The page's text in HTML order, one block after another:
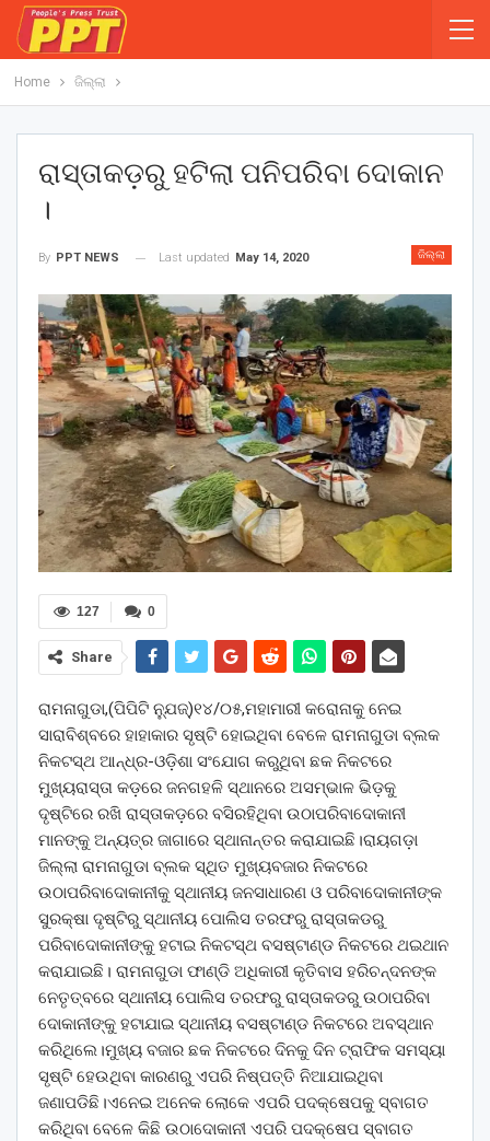
Home ଜିଲ୍ଲା
ରାସ୍ତାକଡ଼ରୁ ହଟିଲା ପନିପରିବା ଦୋକାନ
।
ଜିଲ୍ଲା
By PPT NEWS Last updated May 14, 2020
0
127
Share
ରାମନାଗୁଡା,(ପିପିଟି ନ୍ଯୁଜ୍)୧୪/୦୫,ମହାମାରୀ କରୋନାକୁ ନେଇ
ସାରାବିଶ୍ବରେ ହାହାକାର ସୃଷ୍ଟି ହୋଇଥିବା ବେଳେ ରାମନାଗୁଡା ବ୍ଲକ
ନିକଟସ୍ଥ ଆନ୍ଧ୍ର-ଓଡ଼ିଶା ସଂଯୋଗ କରୁଥିବା ଛକ ନିକଟରେ
ମୁଖ୍ୟରାସ୍ତା କଡ଼ରେ ଜନଗହଳି ସ୍ଥାନରେ ଅସମ୍ଭାଳ ଭିଡ଼କୁ
ଦୃଷ୍ଟିରେ ରଖି ରାସ୍ତାକଡ଼ରେ ବସିରହିଥିବା ଉଠାପରିବାଦୋକାନୀ
ମାନଙ୍କୁ ଅନ୍ୟତ୍ର ଜାଗାରେ ସ୍ଥାନାନ୍ତର କରାଯାଇଛି।ରାୟଗଡ଼ା
ଜିଲ୍ଲା ରାମନାଗୁଡା ବ୍ଲକ ସ୍ଥିତ ମୁଖ୍ୟବଜାର ନିକଟରେ
ଉଠାପରିବାଦୋକାନୀକୁ ସ୍ଥାନୀୟ ଜନସାଧାରଣ ଓ ପରିବାଦୋକାନୀଙ୍କ
ସୁରକ୍ଷା ଦୃଷ୍ଟିରୁ ସ୍ଥାନୀୟ ପୋଲିସ ତରଫରୁ ରାସ୍ତାକଡରୁ
ପରିବାଦୋକାନୀଙ୍କୁ ହଟାଇ ନିକଟସ୍ଥ ବସଷ୍ଟାଣ୍ଡ ନିକଟରେ ଥଇଥାନ
କରାଯାଇଛି। ରାମନାଗୁଡା ଫାଣ୍ଡି ଅଧିକାରୀ କୃତିବାସ ହରିଚନ୍ଦନଙ୍କ
ନେତୃତ୍ବରେ ସ୍ଥାନୀୟ ପୋଲିସ ତରଫରୁ ରାସ୍ତାକଡରୁ ଉଠାପରିବା
ଦୋକାନୀଙ୍କୁ ହଟାଯାଇ ସ୍ଥାନୀୟ ବସଷ୍ଟାଣ୍ଡ ନିକଟରେ ଅବସ୍ଥାନ
କରିଥିଲେ।ମୁଖ୍ୟ ବଜାର ଛକ ନିକଟରେ ଦିନକୁ ଦିନ ଟ୍ରାଫିକ ସମସ୍ୟା
ସୃଷ୍ଟି ହେଉଥିବା କାରଣରୁ ଏପରି ନିଷ୍ପତ୍ତି ନିଆଯାଇଥିବା
ଜଣାପଡିଛି।ଏନେଇ ଅନେକ ଲୋକେ ଏପରି ପଦକ୍ଷେପକୁ ସ୍ବାଗତ
କରିଥିବା ବେଳେ କିଛି ଉଠାଦୋକାନୀ ଏପରି ପଦକ୍ଷେପ ସ୍ବାଗତ